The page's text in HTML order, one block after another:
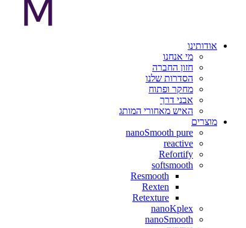
אודותינו
מי אנחנו
חזון החברה
הסדרות שלנו
מחקר ופתוח
אבני דרך
האיש מאחורי המותג
מוצרים
nanoSmooth pure
reactive
Refortify
softsmooth
Resmooth
Rexten
Retexture
nanoKplex
nanoSmooth